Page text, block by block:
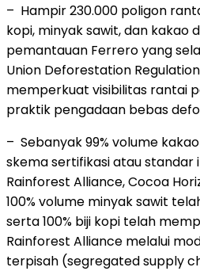
– Hampir 230.000 poligon
kopi, minyak sawit, dan kakao
pemantauan Ferrero yang
Union Deforestation
memperkuat visibilitas rantai
praktik pengadaan bebas
– Sebanyak 99% volume
skema sertifikasi atau standar
Rainforest Alliance, Cocoa
100% volume minyak sawit
serta 100% biji kopi telah
Rainforest Alliance melalui
terpisah (segregated supply